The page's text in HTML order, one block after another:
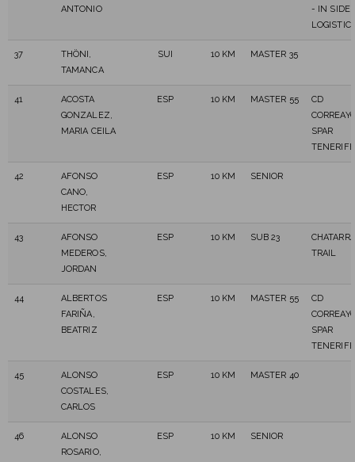
ANTONIO
- IN SIDE
LOGISTIC
37
THÖNI,
TAMANCA
SUI 10 KM MASTER 35
41
ACOSTA
GONZALEZ,
MARIA CEILA
ESP 10 KM MASTER 55
CD
SPAR
TENERIFE
42
AFONSO
CANO,
HECTOR
ESP 10 KM SENIOR
43
AFONSO
MEDEROS,
JORDAN
ESP 10 KM SUB 23
TRAIL
44
ALBERTOS
FARIÑA,
BEATRIZ
ESP 10 KM MASTER 55
CD
SPAR
TENERIFE
45
ALONSO
COSTALES,
CARLOS
ESP 10 KM MASTER 40
46
ALONSO
ROSARIO,
ESP 10 KM SENIOR